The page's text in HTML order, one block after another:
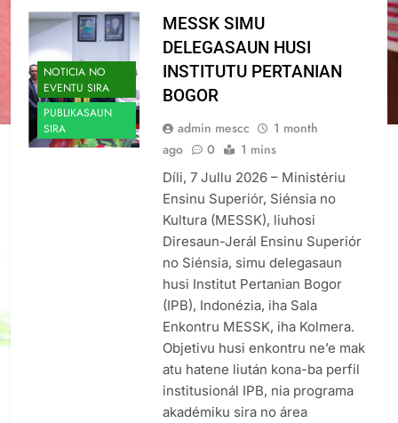
NOTICIA NO
EVENTU SIRA
PUBLIKASAUN
SIRA
MESSK SIMU
DELEGASAUN HUSI
INSTITUTU PERTANIAN
BOGOR
admin mescc
1 month
ago
0 1 mins
Díli, 7 Jullu 2026 – Ministériu
Ensinu Superiór, Siénsia no
Kultura (MESSK), liuhosi
Diresaun-Jerál Ensinu Superiór
no Siénsia, simu delegasaun
husi Institut Pertanian Bogor
(IPB), Indonézia, iha Sala
Enkontru MESSK, iha Kolmera.
Objetivu husi enkontru ne’e mak
atu hatene liután kona-ba perfil
institusionál IPB, nia programa
akadémiku sira no área